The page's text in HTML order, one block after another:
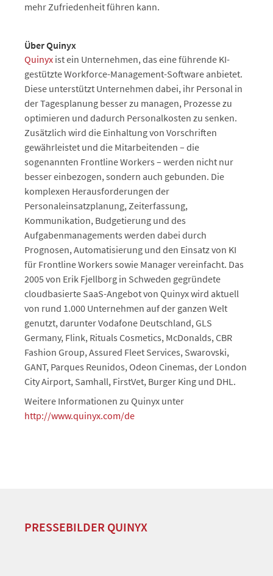
mehr Zufriedenheit führen kann.
Über Quinyx
Quinyx ist ein Unternehmen, das eine führende KI-
gestützte Workforce-Management-Software anbietet.
Diese unterstützt Unternehmen dabei, ihr Personal in
der Tagesplanung besser zu managen, Prozesse zu
optimieren und dadurch Personalkosten zu senken.
Zusätzlich wird die Einhaltung von Vorschriften
gewährleistet und die Mitarbeitenden – die
sogenannten Frontline Workers – werden nicht nur
besser einbezogen, sondern auch gebunden. Die
komplexen Herausforderungen der
Personaleinsatzplanung, Zeiterfassung,
Kommunikation, Budgetierung und des
Aufgabenmanagements werden dabei durch
Prognosen, Automatisierung und den Einsatz von KI
für Frontline Workers sowie Manager vereinfacht. Das
2005 von Erik Fjellborg in Schweden gegründete
cloudbasierte SaaS-Angebot von Quinyx wird aktuell
von rund 1.000 Unternehmen auf der ganzen Welt
genutzt, darunter Vodafone Deutschland, GLS
Germany, Flink, Rituals Cosmetics, McDonalds, CBR
Fashion Group, Assured Fleet Services, Swarovski,
GANT, Parques Reunidos, Odeon Cinemas, der London
City Airport, Samhall, FirstVet, Burger King und DHL.
Weitere Informationen zu Quinyx unter
http://www.quinyx.com/de
PRESSEBILDER QUINYX